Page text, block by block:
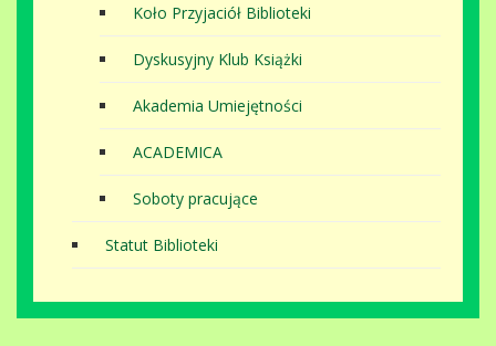
Koło Przyjaciół Biblioteki
Dyskusyjny Klub Książki
Akademia Umiejętności
ACADEMICA
Soboty pracujące
Statut Biblioteki